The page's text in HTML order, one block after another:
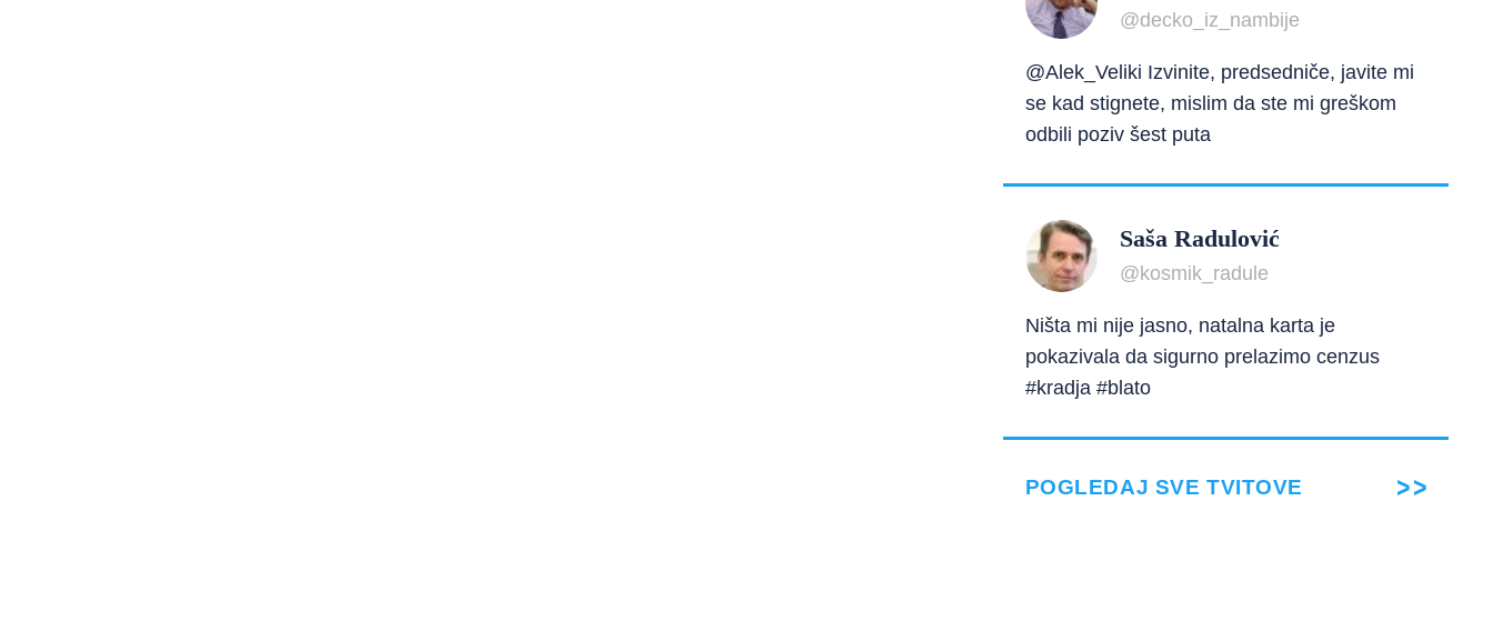
@decko_iz_nambije
@Alek_Veliki Izvinite, predsedniče, javite mi
se kad stignete, mislim da ste mi greškom
odbili poziv šest puta
Saša Radulović
@kosmik_radule
Ništa mi nije jasno, natalna karta je
pokazivala da sigurno prelazimo cenzus
#kradja #blato
POGLEDAJ SVE TVITOVE